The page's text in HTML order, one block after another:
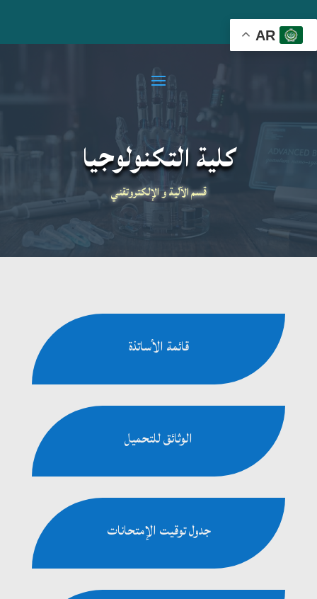
AR
كلية التكنولوجيا
قسم الآلية و الإلكتروتقني
قائمة الأساتذة
الوثائق للتحميل
جدول توقيت الإمتحانات